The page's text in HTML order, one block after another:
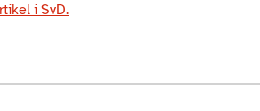
i SvD.